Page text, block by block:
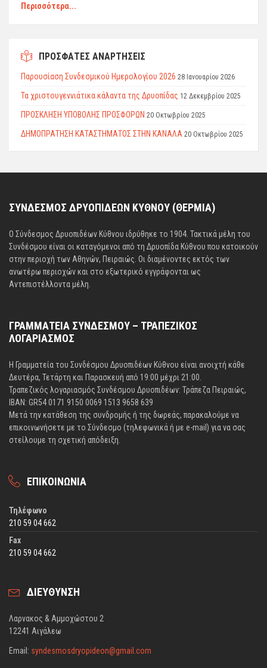
Περισσότερα...
ΠΡΟΣΦΑΤΕΣ ΑΝΑΡΤΗΣΕΙΣ
Παρουσίαση Συνδεσμικού Ημερολογίου 2026 28 Ιανουαρίου 2026
Τα χριστουγεννιάτικα κάλαντα της Δρυοπίδας 12 Δεκεμβρίου 2025
ΠΡΟΣΚΛΗΣΗ ΥΠΟΒΟΛΗΣ ΠΡΟΣΦΟΡΩΝ 20 Οκτωβρίου 2025
ΔΗΜΟΠΡΑΤΗΣΗ ΚΑΤΑΣΤΗΜΑΤΟΣ ΣΤΗΝ ΚΑΝΑΛΑ 20 Οκτωβρίου 2025
ΣΥΝΔΕΣΜΟΣ ΔΡΥΟΠΙΔΕΩΝ ΚΥΘΝΟΥ (ΘΕΡΜΙΑ)
Ο Σύνδεσμος Δρυοπιδέων Κύθνου ιδρύθηκε το 1904. Τακτικά μέλη του
Συνδέσμου είναι οι καταγόμενοι από τη Δρυοπίδα Κύθνου που κατοικούν
στην περιοχή των Αθηνών, Πειραιώς. Οι διαμένοντες εκτός των
ανωτέρω περιοχών και στο εξωτερικό εγγράφονται ως
Αντεπιστέλλοντα μέλη.
ΓΡΑΜΜΑΤΕΙΑ ΣΥΝΔΕΣΜΟΥ – ΤΡΑΠΕΖΙΚΟΣ
ΛΟΓΑΡΙΑΣΜΟΣ
Η Γραμματεία του Συνδέσμου Δρυοπιδέων Κύθνου είναι ανοιχτή κάθε
Δευτέρα, Τετάρτη και Παρασκευή από 19:00 μέχρι 21:00.
Τραπεζικός λογαριασμός Συνδέσμου Δρυοπιδέων: Τράπεζα Πειραιώς,
IBAN: GR54 0171 9150 0069 1513 9658 639
Μετά την κατάθεση της συνδρομής ή της δωρεάς, παρακαλούμε να
επικοινωνήσετε με το Σύνδεσμο (τηλεφωνικά ή με e-mail) για να σας
στείλουμε τη σχετική απόδειξη.
ΕΠΙΚΟΙΝΩΝΙΑ
Τηλέφωνο
210 59 04 662
Fax
210 59 04 662
ΔΙΕΥΘΥΝΣΗ
Λαρνακος & Αμμοχώστου 2
12241 Αιγάλεω
Email: syndesmosdryopideon@gmail.com